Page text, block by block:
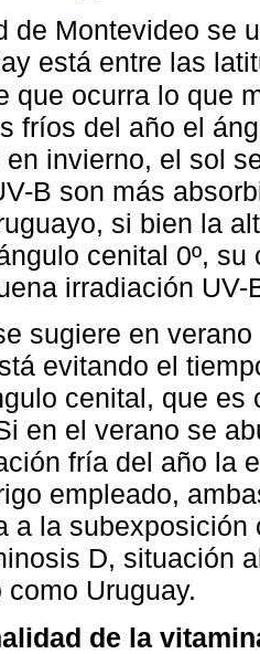
de Montevideo se
está entre las
que ocurra lo que
fríos del año el
en invierno, el sol
B son más
si bien la
cenital 0º,
irradiación UV-
sugiere en
evitando el
cenital, que
en el verano se
fría del año la
empleado,
a la
D, situación
Uruguay.
de la